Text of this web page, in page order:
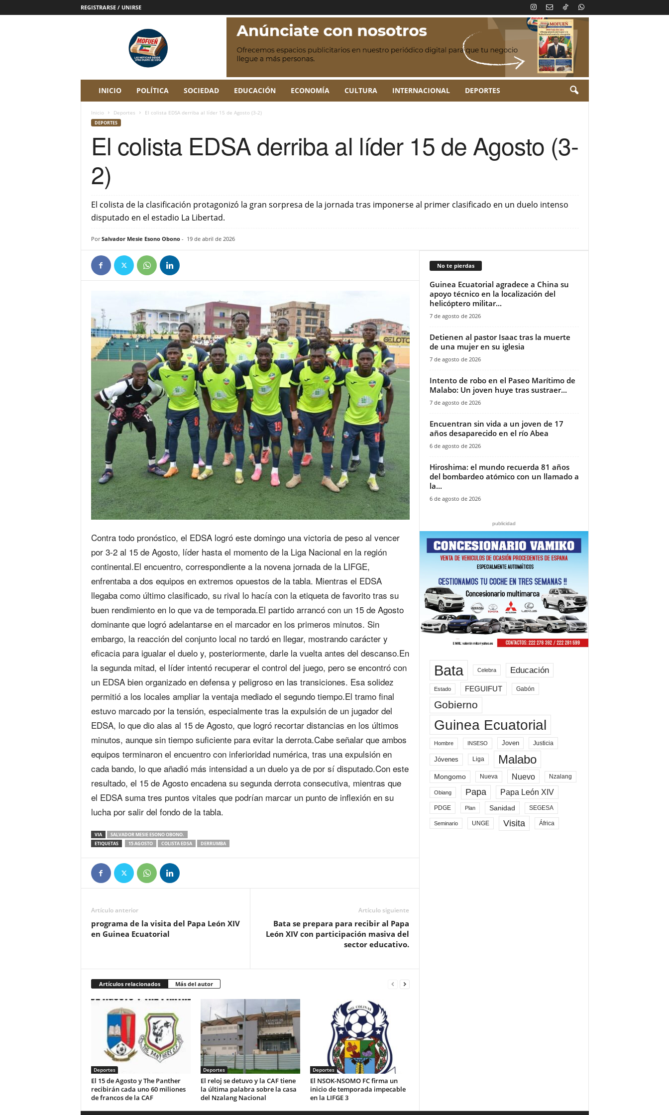
REGISTRARSE / UNIRSE
INICIO POLÍTICA SOCIEDAD EDUCACIÓN ECONOMÍA CULTURA INTERNACIONAL DEPORTES
Inicio Deportes El colista EDSA derriba al líder 15 de Agosto (3-2)
DEPORTES
El colista EDSA derriba al líder 15 de Agosto (3-
2)
El colista de la clasificación protagonizó la gran sorpresa de la jornada tras imponerse al primer clasificado en un duelo intenso
disputado en el estadio La Libertad.
Por Salvador Mesie Esono Obono- 19 de abril de 2026
Contra todo pronóstico, el EDSA logró este domingo una victoria de peso al vencer
por 3-2 al 15 de Agosto, líder hasta el momento de la Liga Nacional en la región
continental.El encuentro, correspondiente a la novena jornada de la LIFGE,
enfrentaba a dos equipos en extremos opuestos de la tabla. Mientras el EDSA
llegaba como último clasificado, su rival lo hacía con la etiqueta de favorito tras su
buen rendimiento en lo que va de temporada.El partido arrancó con un 15 de Agosto
dominante que logró adelantarse en el marcador en los primeros minutos. Sin
embargo, la reacción del conjunto local no tardó en llegar, mostrando carácter y
eficacia para igualar el duelo y, posteriormente, darle la vuelta antes del descanso.En
la segunda mitad, el líder intentó recuperar el control del juego, pero se encontró con
un EDSA bien organizado en defensa y peligroso en las transiciones. Esa solidez
permitió a los locales ampliar la ventaja mediado el segundo tiempo.El tramo final
estuvo marcado por la tensión, especialmente tras la expulsión de un jugador del
EDSA, lo que dio alas al 15 de Agosto, que logró recortar distancias en los últimos
minutos, aunque sin tiempo suficiente para evitar la derrota.Cabe señalar que ambos
equipos terminaron el encuentro con inferioridad numérica, tras una expulsión en
cada bando, lo que añadió más intensidad a un duelo ya de por sí disputado.Con este
resultado, el 15 de Agosto encadena su segunda derrota consecutiva, mientras que
el EDSA suma tres puntos vitales que podrían marcar un punto de inflexión en su
lucha por salir del fondo de la tabla.
VIA
SALVADOR MESIE ESONO OBONO.
ETIQUETAS
15 AGOSTO COLISTA EDSA DERRUMBA
Artículo anterior
programa de la visita del Papa León XIV
en Guinea Ecuatorial
Artículo siguiente
Bata se prepara para recibir al Papa
León XIV con participación masiva del
sector educativo.
Artículos relacionados Más del autor
Deportes
El 15 de Agosto y The Panther
recibirán cada uno 60 miliones
de francos de la CAF
Deportes
El reloj se detuvo y la CAF tiene
la última palabra sobre la casa
del Nzalang Nacional
Deportes
El NSOK-NSOMO FC firma un
inicio de temporada impecable
en la LIFGE 3
No te pierdas
Guinea Ecuatorial agradece a China su
apoyo técnico en la localización del
helicóptero militar...
7 de agosto de 2026
‎Detienen al pastor Isaac tras la muerte
de una mujer en su iglesia‎
7 de agosto de 2026
Intento de robo en el Paseo Marítimo de
Malabo: Un joven huye tras sustraer...
7 de agosto de 2026
Encuentran sin vida a un joven de 17
años desaparecido en el río Abea
6 de agosto de 2026
Hiroshima: el mundo recuerda 81 años
del bombardeo atómico con un llamado a
la...
6 de agosto de 2026
publicidad
Bata Celebra Educación
Estado FEGUIFUT Gabón
Gobierno
Guinea Ecuatorial
Hombre INSESO Joven Justicia
Jóvenes Liga Malabo
Mongomo Nueva Nuevo Nzalang
Obiang Papa Papa León XIV
PDGE Plan Sanidad SEGESA
Seminario UNGE Visita África